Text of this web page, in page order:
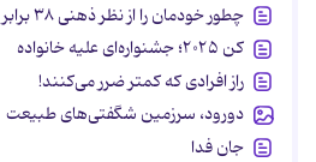
چطور خودمان را از نظر ذهنی ۳۸ برابر قوی‌تر کنیم؟
کن ۲۰۲۵؛ جشنواره‌ای علیه خانواده
راز افرادی که کمتر ضرر می‌کنند!
دورود، سرزمین شگفتی‌های طبیعت
جان فدا